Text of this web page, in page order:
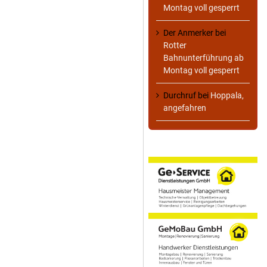
Montag voll gesperrt
Der Anmerker bei
Rotter
Bahnunterführung ab
Montag voll gesperrt
Durchruf bei Hoppala,
angefahren